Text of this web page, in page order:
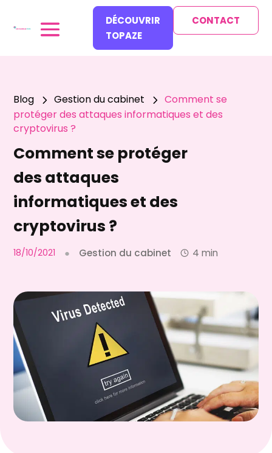
DÉCOUVRIR
TOPAZE
CONTACT
Blog 5 Gestion du cabinet 5 Comment se
protéger des attaques informatiques et des
cryptovirus ?
Comment se protéger
des attaques
informatiques et des
cryptovirus ?
18/10/2021 ● Gestion du cabinet 4 min